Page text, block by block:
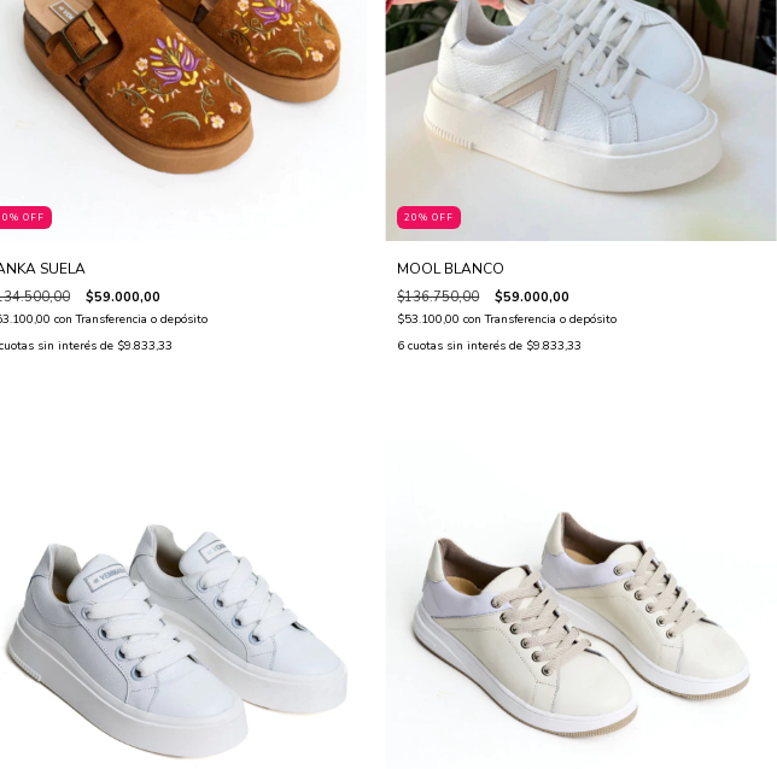
OFF
SUELA
$59.000,00
con Transferencia o depósito
cuotas sin interés de $9.833,33
20% OFF
MOOL BLANCO
$136.750,00 $59.000,00
$53.100,00con Transferencia o depósito
6 cuotas sin interés de $9.833,33